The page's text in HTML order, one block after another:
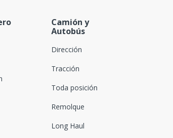
Camión y
Autobús
Dirección
Tracción
Toda posición
Remolque
Long Haul